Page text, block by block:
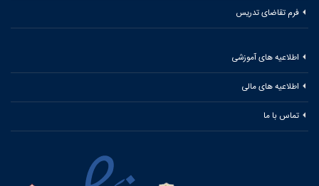
فرم تقاضای تدریس
اطلاعیه های آموزشی
اطلاعیه های مالی
تماس با ما